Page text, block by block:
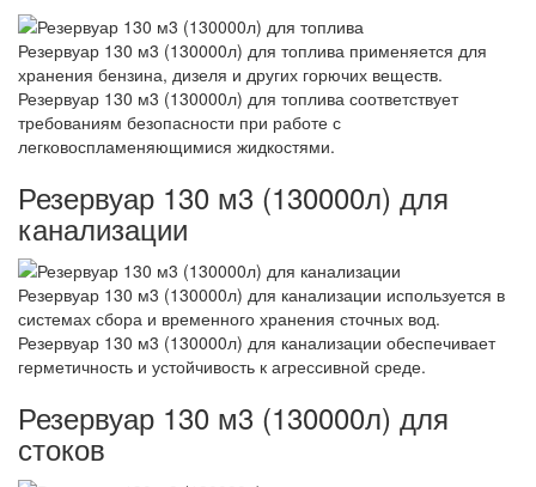
Резервуар 130 м3 (130000л) для топлива применяется для
хранения бензина, дизеля и других горючих веществ.
Резервуар 130 м3 (130000л) для топлива соответствует
требованиям безопасности при работе с
легковоспламеняющимися жидкостями.
Резервуар 130 м3 (130000л) для
канализации
Резервуар 130 м3 (130000л) для канализации используется в
системах сбора и временного хранения сточных вод.
Резервуар 130 м3 (130000л) для канализации обеспечивает
герметичность и устойчивость к агрессивной среде.
Резервуар 130 м3 (130000л) для
стоков